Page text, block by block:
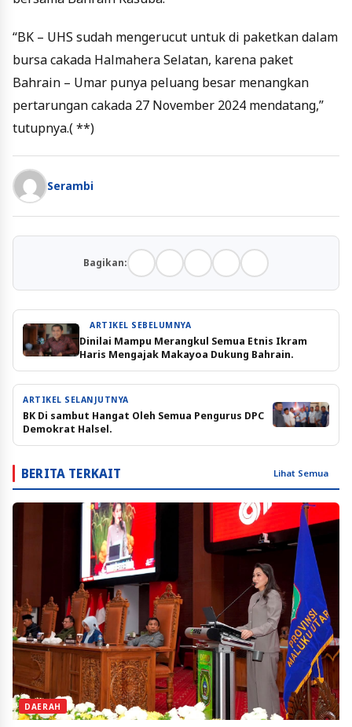
“BK – UHS sudah mengerucut untuk di paketkan dalam
bursa cakada Halmahera Selatan, karena paket
Bahrain – Umar punya peluang besar menangkan
pertarungan cakada 27 November 2024 mendatang,”
tutupnya.( **)
Serambi
Bagikan:
ARTIKEL SEBELUMNYA
Dinilai Mampu Merangkul Semua Etnis Ikram
Haris Mengajak Makayoa Dukung Bahrain.
ARTIKEL SELANJUTNYA
BK Di sambut Hangat Oleh Semua Pengurus DPC
Demokrat Halsel.
BERITA TERKAIT Lihat Semua
DAERAH